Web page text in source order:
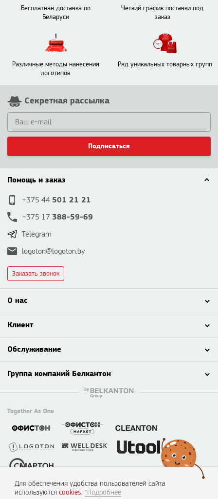
Бесплатная доставка по
Беларуси
Четкий график поставки под
заказ
Различные методы нанесения
логотипов
Ряд уникальных товарных групп
Секретная рассылка
Подписаться
Помощь и заказ
+375 44 501 21 21
+375 17 388-59-69
Telegram
logoton@logoton.by
Заказать звонок
О нас
Клиент
Обслуживание
Группа компаний Белкантон
© 2003 - 2026 ООО «Смартон», Логотон™
Together As One
Для обеспечения удобства пользователей сайта
используются cookies. *Подробнее